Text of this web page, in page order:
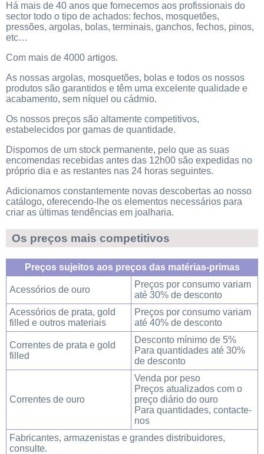
Há mais de 40 anos que fornecemos aos profissionais do
sector todo o tipo de achados: fechos, mosquetões,
pressões, argolas, bolas, terminais, ganchos, fechos, pinos,
etc…
Com mais de 4000 artigos.
As nossas argolas, mosquetões, bolas e todos os nossos
produtos são garantidos e têm uma excelente qualidade e
acabamento, sem níquel ou cádmio.
Os nossos preços são altamente competitivos,
estabelecidos por gamas de quantidade.
Dispomos de um stock permanente, pelo que as suas
encomendas recebidas antes das 12h00 são expedidas no
próprio dia e as restantes nas 24 horas seguintes.
Adicionamos constantemente novas descobertas ao nosso
catálogo, oferecendo-lhe os elementos necessários para
criar as últimas tendências em joalharia.
Os preços mais competitivos
Preços sujeitos aos preços das matérias-primas
Acessórios de ouro
Preços por consumo variam
até 30% de desconto
Acessórios de prata, gold
filled e outros materiais
Preços por consumo variam
até 40% de desconto
Correntes de prata e gold
filled
Desconto mínimo de 5%
Para quantidades até 30%
de desconto
Correntes de ouro
Venda por peso
Preços atualizados com o
preço diário do ouro
Para quantidades, contacte-
nos
Fabricantes, armazenistas e grandes distribuidores,
consulte.